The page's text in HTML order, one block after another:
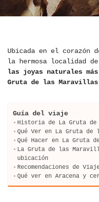
Ubicada en el corazón
la hermosa localidad
las joyas naturales
Gruta de las Maravillas
Guía del viaje
Historia de La Gruta
Qué Ver en La Gruta
Qué Hacer en La Gruta
La Gruta de las
ubicación
Recomendaciones de
Qué ver en Aracena y